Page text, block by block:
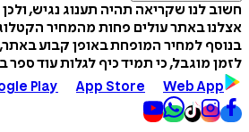
חשוב לנו שקריאה תהיה תענוג נגיש,
אצלנו באתר עולים פחות מהמחיר
בנוסף למחיר המופחת באופן קבוע
לזמן מוגבל, כי תמיד כיף לגלות עוד ספר
Play
App Store Web App